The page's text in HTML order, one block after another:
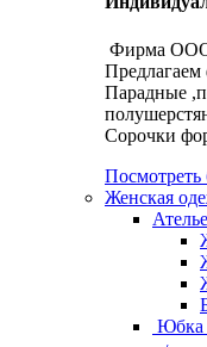
Фирма
Предлагаем
Парадные
Сорочки
Посмотреть
Женская
Юбка